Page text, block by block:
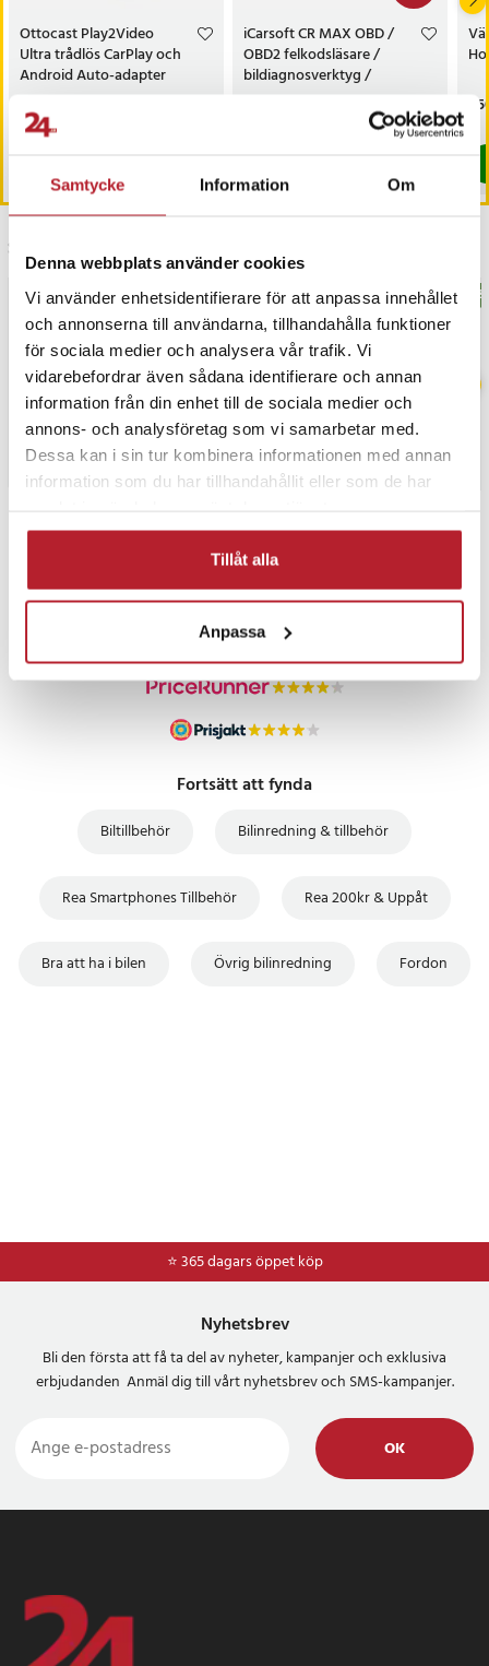
Samtycke Information Om
Denna webbplats använder cookies
Vi använder enhetsidentifierare för att anpassa innehållet
och annonserna till användarna, tillhandahålla funktioner
för sociala medier och analysera vår trafik. Vi
vidarebefordrar även sådana identifierare och annan
information från din enhet till de sociala medier och
annons- och analysföretag som vi samarbetar med.
Dessa kan i sin tur kombinera informationen med annan
information som du har tillhandahållit eller som de har
Tillåt alla
Anpassa
Ottocast Play2Video
Ultra trådlös CarPlay och
Android Auto-adapter
Pris
999 kr
I lager, levereras inom 1-2 vardagar
iCarsoft CR MAX OBD /
OBD2 felkodsläsare /
bildiagnosverktyg /
diagnosverktyg för bil
Tidigare pris:3 999 kr
I lager, levereras inom 1-2 vardagar
Senast besökta
BÄSTSÄLJARE
PRISGARANTI
UTFÖRSÄLJNING
Fortsätt att fynda
Biltillbehör Bilinredning & tillbehör
Rea Smartphones Tillbehör Rea 200kr & Uppåt
Bra att ha i bilen Övrig bilinredning Fordon
⭐ 365 dagars öppet köp
Nyhetsbrev
Bli den första att få ta del av nyheter, kampanjer och exklusiva
erbjudanden Anmäl dig till vårt nyhetsbrev och SMS-kampanjer.
OK